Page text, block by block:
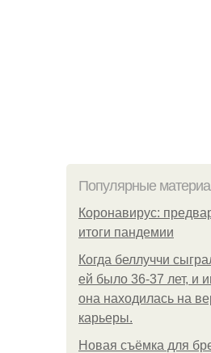
Популярные
Коронавирус:
итоги пандемии
Когда беллуччи
ей было 36-37 лет, и
она находилась на
карьеры.
Новая съёмка для